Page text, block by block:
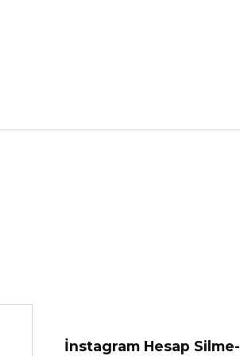
İnstagram Hesap Silme-